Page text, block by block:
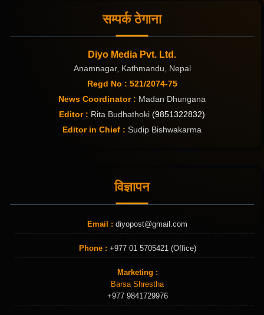
सम्पर्क ठेगाना
Diyo Media Pvt. Ltd.
Anamnagar, Kathmandu, Nepal
Regd No : 521/2074-75
News Coordinator : Madan Dhungana
Editor : Rita Budhathoki (9851322832)
Editor in Chief : Sudip Bishwakarma
विज्ञापन
Email : diyopost@gmail.com
Phone : +977 01 5705421 (Office)
Marketing :
Barsa Shrestha
+977 9841729976